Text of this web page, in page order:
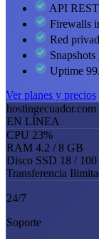
API
Firewalls
Red
Uptime
Ver planes y precios
hostingecuador.com
EN LÍNEA
CPU 23%
RAM 4.2 / 8 GB
Disco SSD 18 /
Transferencia
24/7
Soporte